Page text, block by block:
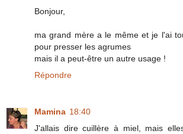
Bonjour,
ma grand mère a le même et je l'ai
pour presser les agrumes
mais il a peut-être un autre usage !
Répondre
Mamina 18:40
J'allais dire cuillère à miel, mais